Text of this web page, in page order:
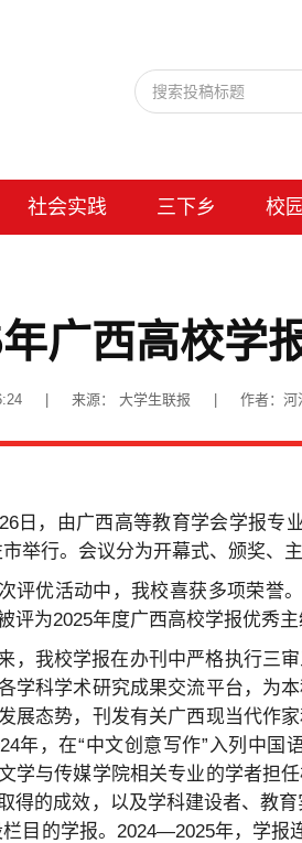
社会实践 三下乡 校
广西高校学
16:24 | 来源： 大学生联报 | 作者：
日，由广西高等教育学会学报专
市举行。会议分为开幕式、颁奖、
评优活动中，我校喜获多项荣誉
评为2025年度广西高校学报优秀
，我校学报在办刊中严格执行三
学科学术研究成果交流平台，为
展态势，刊发有关广西现当代作
年，在“中文创意写作”入列中
学与传媒学院相关专业的学者担
得的成效，以及学科建设者、教
栏目的学报。2024—2025年，学报